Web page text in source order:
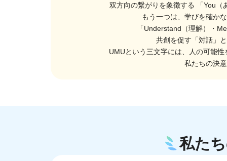
双方向の繋がりを象徴する 「You
もう一つは、学びを確か
「Understand（理解）・
共創を促す「対話」
UMUという三文字には、人の可能
私たちの決
私た